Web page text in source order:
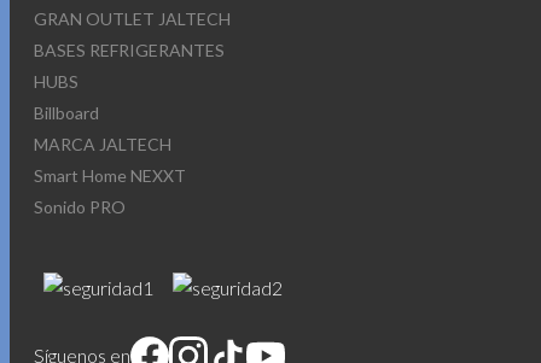
GRAN OUTLET JALTECH
BASES REFRIGERANTES
HUBS
Billboard
MARCA JALTECH
Smart Home NEXXT
Sonido PRO
Síguenos en